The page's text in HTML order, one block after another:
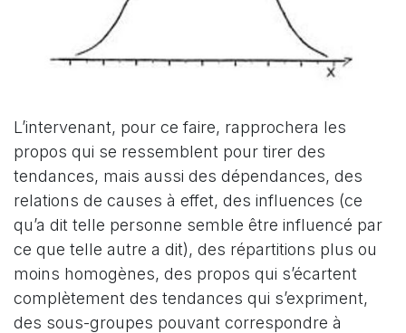
L’intervenant, pour ce faire, rapprochera les
propos qui se ressemblent pour tirer des
tendances, mais aussi des dépendances, des
relations de causes à effet, des influences (ce
qu’a dit telle personne semble être influencé par
ce que telle autre a dit), des répartitions plus ou
moins homogènes, des propos qui s’écartent
complètement des tendances qui s’expriment,
des sous-groupes pouvant correspondre à